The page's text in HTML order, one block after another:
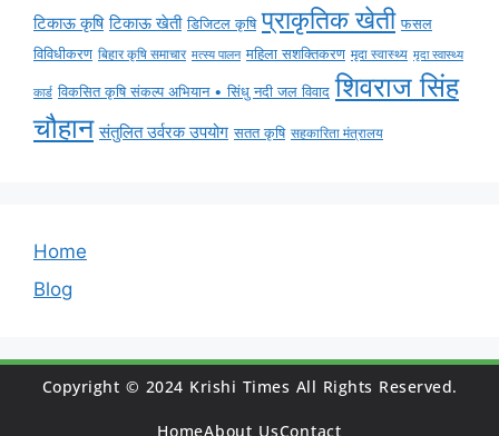
टिकाऊ कृषि टिकाऊ खेती डिजिटल कृषि प्राकृतिक खेती फसल
विविधीकरण बिहार कृषि समाचार मत्स्य पालन महिला सशक्तिकरण मृदा स्वास्थ्य मृदा स्वास्थ्य
कार्ड विकसित कृषि संकल्प अभियान • सिंधु नदी जल विवाद शिवराज सिंह
चौहान संतुलित उर्वरक उपयोग सतत कृषि सहकारिता मंत्रालय
Home
Blog
Copyright © 2024 Krishi Times All Rights Reserved.
HomeAbout UsContact